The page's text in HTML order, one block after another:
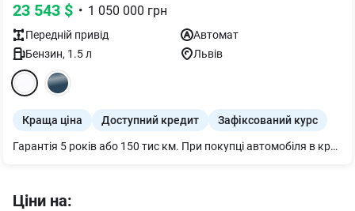
23 543 $ • 1 050 000 грн
Передній привід
Автомат
Бензин, 1.5л Львів
Краща ціна Доступний кредит Зафіксований курс
Гарантія 5 років або 150 тис км. При покупці автомобіля в кредит діє знижка 50 000 грн.
Ціни на: